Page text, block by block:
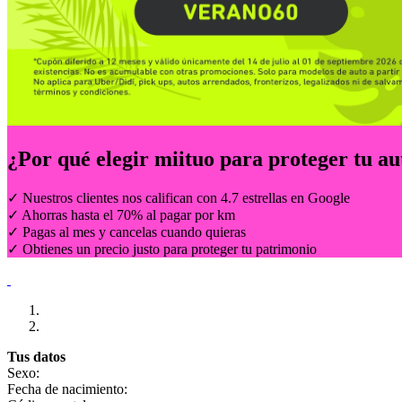
¿Por qué elegir miituo para proteger tu
✓ Nuestros clientes nos califican con 4.7 estrellas en Google
✓ Ahorras hasta el 70% al pagar por km
✓ Pagas al mes y cancelas cuando quieras
✓ Obtienes un precio justo para proteger tu patrimonio
Tus datos
Sexo:
Fecha de nacimiento: